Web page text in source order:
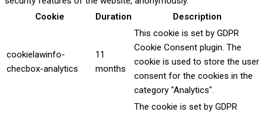
Cookie
Duration Description
cookielawinfo-
checbox-analytics
11
months
This cookie is set by GDPR
Cookie Consent plugin. The
cookie is used to store the user
consent for the cookies in the
category "Analytics".
The cookie is set by GDPR